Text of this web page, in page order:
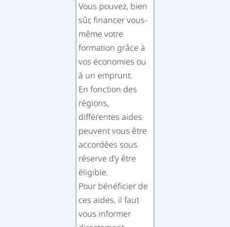
Vous pouvez, bien
sûr, financer vous-
même votre
formation grâce à
vos économies ou
à un emprunt.
En fonction des
régions,
différentes aides
peuvent vous être
accordées sous
réserve d’y être
éligible.
Pour bénéficier de
ces aides, il faut
vous informer